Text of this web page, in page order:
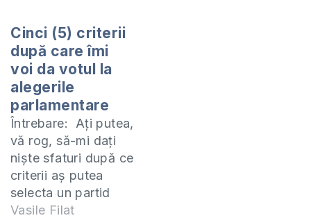
marginea creării unei
posibile alianţe
post-
electorale. După
circa 2 ore de
"negocieri" cei trei
au ieşit în faţa
presei şi nu au spus
nimic concret
oamenilor despre
cele discutate.…
Cinci (5) criterii
după care îmi
voi da votul la
alegerile
parlamentare
Întrebare: Ați putea,
vă rog, să-mi dați
niște sfaturi după ce
criterii aș putea
selecta un partid
pentru a-mi da votul
Vasile Filat